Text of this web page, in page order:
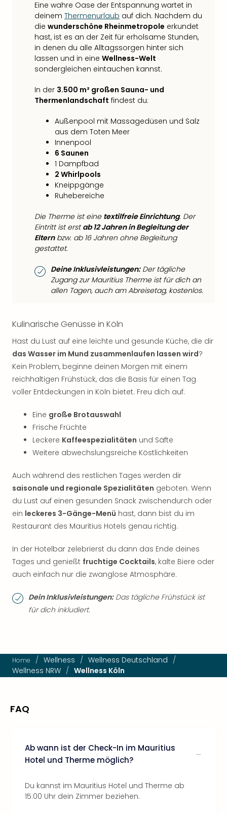
Eine wahre Oase der Entspannung wartet in
deinem Thermenurlaub auf dich. Nachdem du
die wunderschöne Rheinmetropole erkundet
hast, ist es an der Zeit für erholsame Stunden,
in denen du alle Alltagssorgen hinter sich
lassen und in eine Wellness-Welt
sondergleichen eintauchen kannst.
In der 3.500 m² großen Sauna- und
Thermenlandschaft findest du:
Außenpool mit Massagedüsen und Salz
aus dem Toten Meer
Innenpool
6 Saunen
1 Dampfbad
2 Whirlpools
Kneippgänge
Ruhebereiche
Die Therme ist eine textilfreie Einrichtung. Der
Eintritt ist erstab 12 Jahren in Begleitung der
Elternbzw. ab 16 Jahren ohne Begleitung
gestattet.
Deine Inklusivleistungen:Der tägliche
Zugang zur Mauritius Therme ist für dich an
allen Tagen, auch am Abreisetag, kostenlos.
Kulinarische Genüsse in Köln
Hast du Lust auf eine leichte und gesunde Küche, die dir
das Wasser im Mund zusammenlaufen lassen wird?
Kein Problem, beginne deinen Morgen mit einem
reichhaltigen Frühstück, das die Basis für einen Tag
voller Entdeckungen in Köln bietet. Freu dich auf:
Eine große Brotauswahl
Frische Früchte
Leckere Kaffeespezialitäten und Säfte
Weitere abwechslungsreiche Köstlichkeiten
Auch während des restlichen Tages werden dir
saisonale und regionale Spezialitäten geboten. Wenn
du Lust auf einen gesunden Snack zwischendurch oder
ein leckeres 3-Gänge-Menü hast, dann bist du im
Restaurant des Mauritius Hotels genau richtig.
In der Hotelbar zelebrierst du dann das Ende deines
Tages und genießt fruchtige Cocktails, kalte Biere oder
auch einfach nur die zwanglose Atmosphäre.
Dein Inklusivleistungen:Das tägliche Frühstück ist
für dich inkludiert.
Home / Wellness / Wellness Deutschland /
Wellness NRW / Wellness Köln
FAQ
Ab wann ist der Check-In im Mauritius
Hotel und Therme möglich?
Du kannst im Mauritius Hotel und Therme ab
15:00 Uhr dein Zimmer beziehen.